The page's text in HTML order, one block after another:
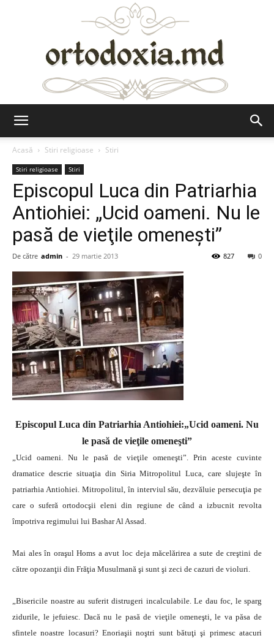
Acasă
Stiri religioase Stiri
Stiri religioase Stiri
Episcopul Luca din Patriarhia
Antiohiei: „Ucid oameni. Nu le
pasă de vieţile omeneşti”
De către admin - 29 martie 2013 0
827
Episcopul Luca din Patriarhia Antiohiei:„Ucid oameni. Nu
le pasă de vieţile omeneşti”
„Ucid oameni. Nu le pasă de vieţile omeneşti”. Prin aceste cuvinte
dramatice descrie situaţia din Siria Mitropolitul Luca, care slujeşte în
patriarhia Antiohiei. Mitropolitul, în interviul său, dezvăluie persecuţia pe
care o suferă ortodocşii eleni din regiune de când a izbucnit revolta
împotriva regimului lui Bashar Al Assad.
Mai ales în oraşul Homs a avut loc deja măcelărirea a sute de creştini de
către opozanţii din Frăţia Musulmană şi sunt şi zeci de cazuri de violuri.
„Bisericile noastre au suferit distrugeri incalculabile. Le dau foc, le sparg
zidurile, le jefuiesc. Dacă nu le pasă de vieţile omeneşti, le va păsa de
sfintele noastre locasuri? Enoriaşii noştri sunt bătuţi şi primesc atacuri